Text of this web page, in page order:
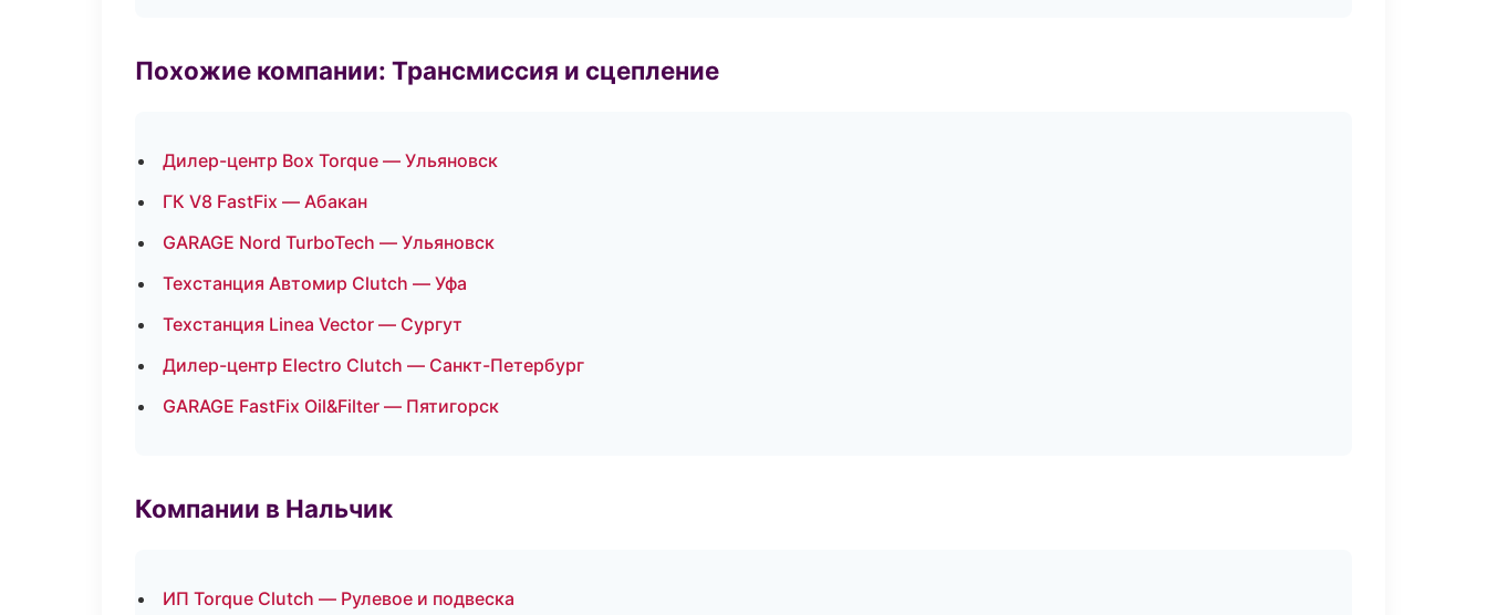
Похожие компании: Трансмиссия и сцепление
Дилер-центр Box Torque — Ульяновск
ГК V8 FastFix — Абакан
GARAGE Nord TurboTech — Ульяновск
Техстанция Автомир Clutch — Уфа
Техстанция Linea Vector — Сургут
Дилер-центр Electro Clutch — Санкт-Петербург
GARAGE FastFix Oil&Filter — Пятигорск
Компании в Нальчик
ИП Torque Clutch — Рулевое и подвеска